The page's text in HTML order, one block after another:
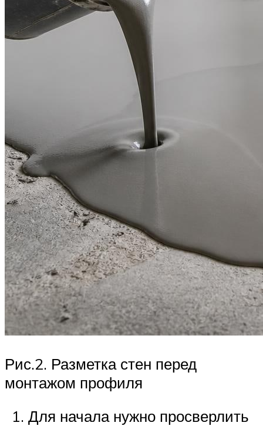
Рис.2. Разметка стен перед
монтажом профиля
Для начала нужно просверлить